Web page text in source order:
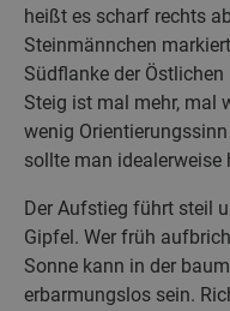
heißt es scharf rechts
Steinmännchen
Südflanke der
Steig ist mal mehr, mal
wenig
sollte man idealerweise
Der Aufstieg führt steil
Gipfel. Wer früh
Sonne kann in der
erbarmungslos sein.